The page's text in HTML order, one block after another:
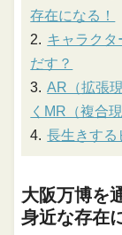
存在になる！
キャラクタ
だす？
AR（拡張
くMR（複合
長生きする
大阪万博を
身近な存在